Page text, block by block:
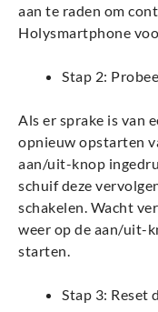
aan te raden om
Holysmartphone
Stap 2:
Als er sprake is van
opnieuw opstarten
aan/uit-knop
schuif deze
schakelen. Wacht
weer op de aan/uit-
starten.
Stap 3: Reset